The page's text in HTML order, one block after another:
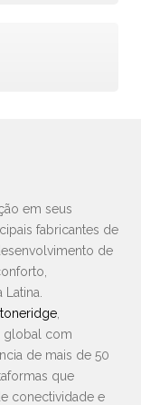
em seus
fabricantes de
de
global com
de mais de 50
que
conectividade e